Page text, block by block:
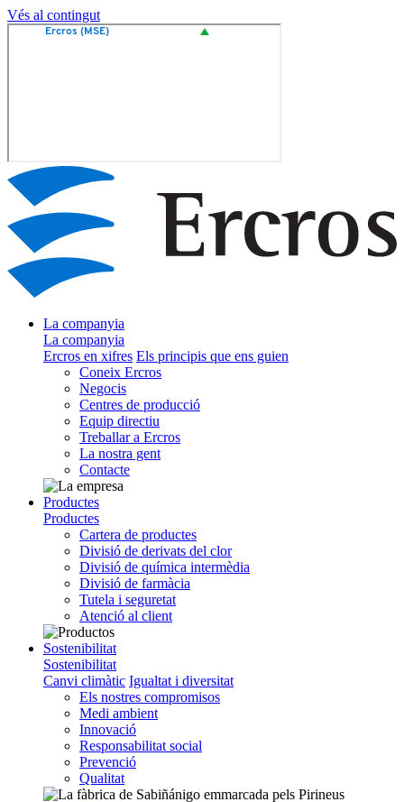
Vés al contingut
La companyia
La companyia
Ercros en xifres Els principis que ens guien
Coneix Ercros
Negocis
Centres de producció
Equip directiu
Treballar a Ercros
La nostra gent
Contacte
Productes
Productes
Cartera de productes
Divisió de derivats del clor
Divisió de química intermèdia
Divisió de farmàcia
Tutela i seguretat
Atenció al client
Sostenibilitat
Sostenibilitat
Canvi climàtic Igualtat i diversitat
Els nostres compromisos
Medi ambient
Innovació
Responsabilitat social
Prevenció
Qualitat